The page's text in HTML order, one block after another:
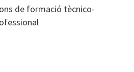
de formació tècnico-